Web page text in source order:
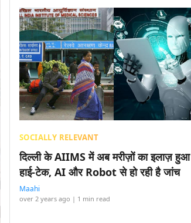
SOCIALLY RELEVANT
दिल्ली के AIIMS में अब मरीज़ों का इलाज़ हुआ
हाई-टेक, AI और Robot से हो रही है जांच
Maahi
over 2 years ago | 1 min read